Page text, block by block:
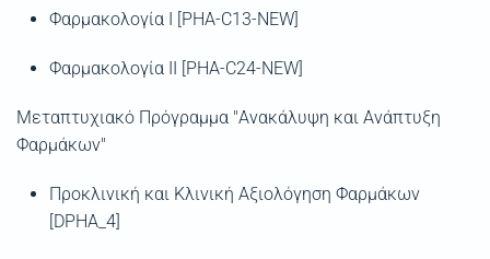
Φαρμακολογία Ι [PHA-C13-NEW]
Φαρμακολογία ΙΙ [PHA-C24-NEW]
Μεταπτυχιακό Πρόγραμμα "Ανακάλυψη και Ανάπτυξη
Φαρμάκων"
Προκλινική και Κλινική Αξιολόγηση Φαρμάκων
[DPHA_4]